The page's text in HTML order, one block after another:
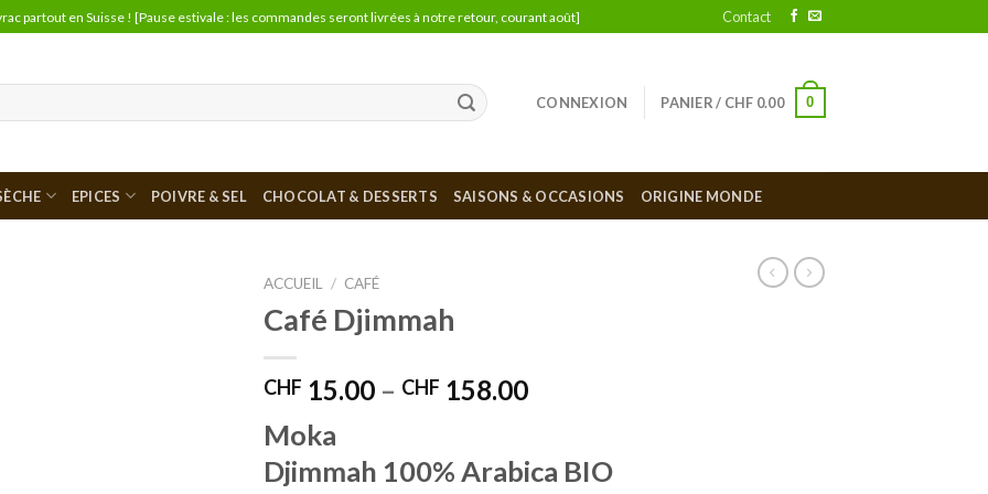
partout en Suisse ! [Pause estivale : les commandes seront livrées à notre retour, courant août] Contact
CONNEXION PANIER / CHF 0.00 0
EPICES POIVRE & SEL CHOCOLAT & DESSERTS SAISONS & OCCASIONS ORIGINE MONDE
ACCUEIL / CAFÉ
Café Djimmah
CHF 15.00 – CHF 158.00
Moka
Djimmah 100% Arabica BIO